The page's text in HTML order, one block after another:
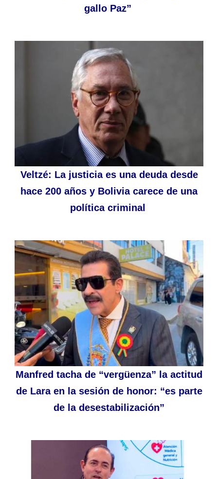
gallo Paz”
Veltzé: La justicia es una deuda desde
hace 200 años y Bolivia carece de una
política criminal
Manfred tacha de “vergüenza” la actitud
de Lara en la sesión de honor: “es parte
de la desestabilización”